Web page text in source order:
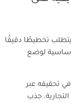
يتطلب تخطيطًا دقيقًا
لوضع
تحقيقه عبر
جذب